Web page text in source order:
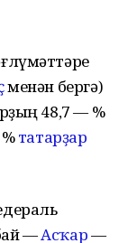
менән бергә)
48,7 — %
татарҙар
—Асҡар—